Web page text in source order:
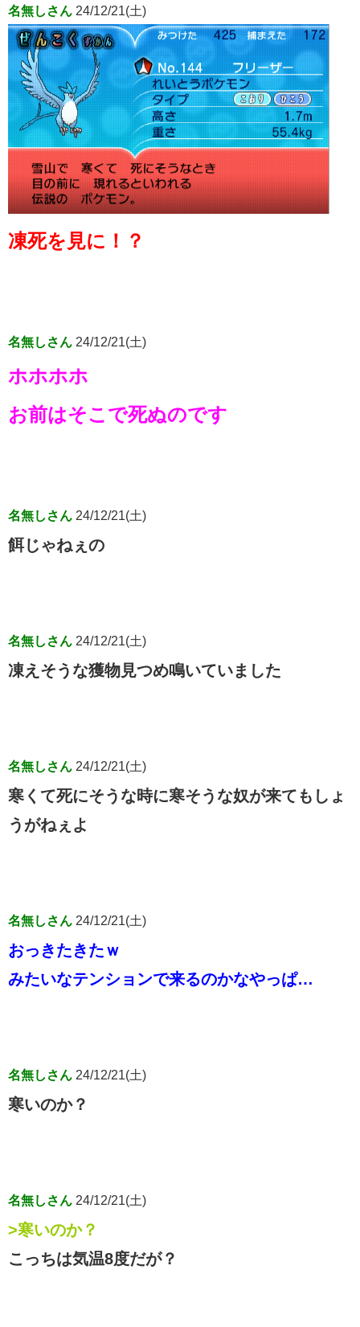
名無しさん 24/12/21(土)
凍死を見に！？
名無しさん 24/12/21(土)
ホホホホ
お前はそこで死ぬのです
名無しさん 24/12/21(土)
餌じゃねぇの
名無しさん 24/12/21(土)
凍えそうな獲物見つめ鳴いていました
名無しさん 24/12/21(土)
寒くて死にそうな時に寒そうな奴が来てもしょ
うがねぇよ
名無しさん 24/12/21(土)
おっきたきたｗ
みたいなテンションで来るのかなやっぱ…
名無しさん 24/12/21(土)
寒いのか？
名無しさん 24/12/21(土)
>寒いのか？
こっちは気温8度だが？